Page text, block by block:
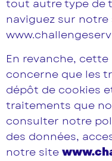
tout autre type de
naviguez sur notre
En revanche,
concerne que les
dépôt de cookies
traitements que
consulter notre
des données,
notre site